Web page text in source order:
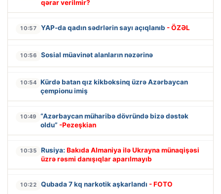
qərar verilmir?
10:57 YAP-da qadın sədrlərin sayı açıqlanıb - ÖZƏL
10:56 Sosial müavinət alanların nəzərinə
10:54 Kürdə batan qız kikboksinq üzrə Azərbaycan
çempionu imiş
10:49
“Azərbaycan müharibə dövründə bizə dəstək
oldu” -Pezeşkian
10:35 Rusiya: Bakıda Almaniya ilə Ukrayna münaqişəsi
üzrə rəsmi danışıqlar aparılmayıb
10:22 Qubada 7 kq narkotik aşkarlandı - FOTO